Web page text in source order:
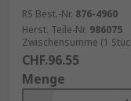
RS Best.-Nr. 876-4960
Herst. Teile-Nr. 986075
Zwischensumme (1
CHF.96.55
Menge